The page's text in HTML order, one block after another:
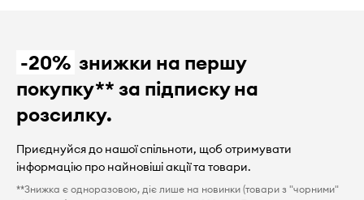
-20% знижки на першу
покупку** за підписку на
розсилку.
Приєднуйся до нашої спільноти, щоб отримувати
інформацію про найновіші акції та товари.
**Знижка є одноразовою, діє лише на новинки (товари з "чорними"